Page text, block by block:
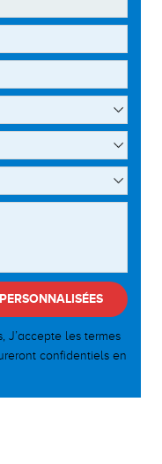
J’accepte lestermes
confidentiels en